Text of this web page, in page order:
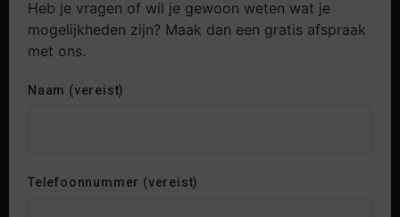
Heb je vragen of wil je gewoon weten wat je
mogelijkheden zijn? Maak dan een gratis afspraak
met ons.
Naam (vereist)
Telefoonnummer (vereist)